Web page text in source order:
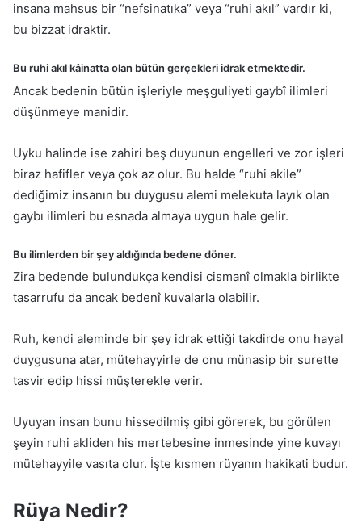
insana mahsus bir “nefsinatıka” veya “ruhi akıl” vardır ki,
bu bizzat idraktir.
Bu ruhi akıl kâinatta olan bütün gerçekleri idrak etmektedir.
Ancak bedenin bütün işleriyle meşguliyeti gaybî ilimleri
düşünmeye manidir.
Uyku halinde ise zahiri beş duyunun engelleri ve zor işleri
biraz hafifler veya çok az olur. Bu halde “ruhi akile”
dediğimiz insanın bu duygusu alemi melekuta la­yık olan
gaybı ilimleri bu esnada almaya uygun hale gelir.
Bu ilimlerden bir şey aldığında bedene döner.
Zira bedende bulundukça kendisi cismanî olmakla birlikte
tasarrufu da ancak bedenî kuvalarla olabilir.
Ruh, kendi aleminde bir şey idrak ettiği takdirde onu hayal
duygusu­na atar, mütehayyirle de onu münasip bir surette
tasvir edip hissi müşterekle verir.
Uyuyan insan bunu hissedilmiş gibi görerek, bu görülen
şe­yin ruhi akliden his mertebesine inmesinde yine kuvayı
mütehayyile va­sıta olur. İşte kısmen rüyanın hakikati budur.
Rüya Nedir?